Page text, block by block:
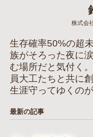
株式会
生存確率50%の超
族がそろった夜に
む場所だと気付く
員大工たちと共に
生涯守ってゆくのが
最新の記事